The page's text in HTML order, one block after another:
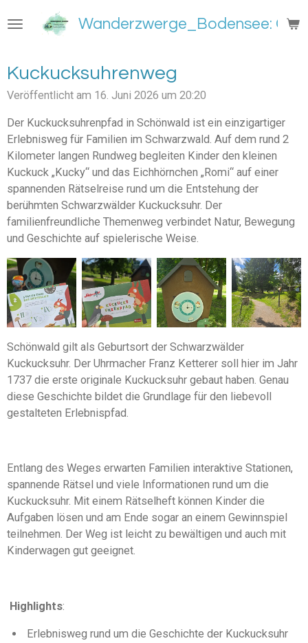
Hauptinhalt
Wanderzwerge_Bodensee:
Kuckucksuhrenweg
Veröffentlicht am 16. Juni 2026 um 20:20
Der Kuckucksuhrenpfad in Schönwald ist ein einzigartiger
Erlebnisweg für Familien im Schwarzwald. Auf dem rund 2
Kilometer langen Rundweg begleiten Kinder den kleinen
Kuckuck „Kucky“ und das Eichhörnchen „Romi“ auf einer
spannenden Rätselreise rund um die Entstehung der
berühmten Schwarzwälder Kuckucksuhr. Der
familienfreundliche Themenweg verbindet Natur, Bewegung
und Geschichte auf spielerische Weise.
Schönwald gilt als Geburtsort der Schwarzwälder
Kuckucksuhr. Der Uhrmacher Franz Ketterer soll hier im Jahr
1737 die erste originale Kuckucksuhr gebaut haben. Genau
diese Geschichte bildet die Grundlage für den liebevoll
gestalteten Erlebnispfad.
Entlang des Weges erwarten Familien interaktive Stationen,
spannende Rätsel und viele Informationen rund um die
Kuckucksuhr. Mit einem Rätselheft können Kinder die
Aufgaben lösen und am Ende sogar an einem Gewinnspiel
teilnehmen. Der Weg ist leicht zu bewältigen und auch mit
Kinderwagen gut geeignet.
Highlights:
Erlebnisweg rund um die Geschichte der Kuckucksuhr